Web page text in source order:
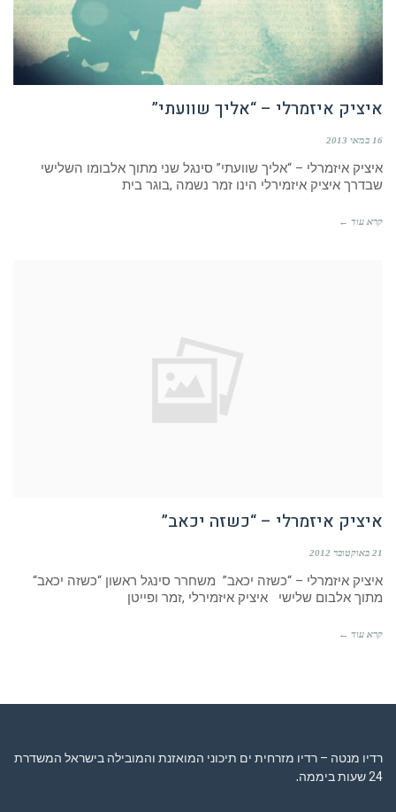
איציק איזמרלי – “אליך שוועתי”
16 במאי 2013
איציק איזמרלי – “אליך שוועתי” סינגל שני מתוך אלבומו השלישי
שבדרך איציק איזמירלי הינו זמר נשמה ,בוגר בית
קרא עוד ←
איציק איזמרלי – “כשזה יכאב”
21 באוקטובר 2012
איציק איזמרלי – “כשזה יכאב” משחרר סינגל ראשון “כשזה יכאב“
מתוך אלבום שלישי איציק איזמירלי ,זמר ופייטן
קרא עוד ←
רדיו מנטה – רדיו מזרחית ים תיכוני המואזנת והמובילה בישראל המשדרת
24 שעות ביממה,